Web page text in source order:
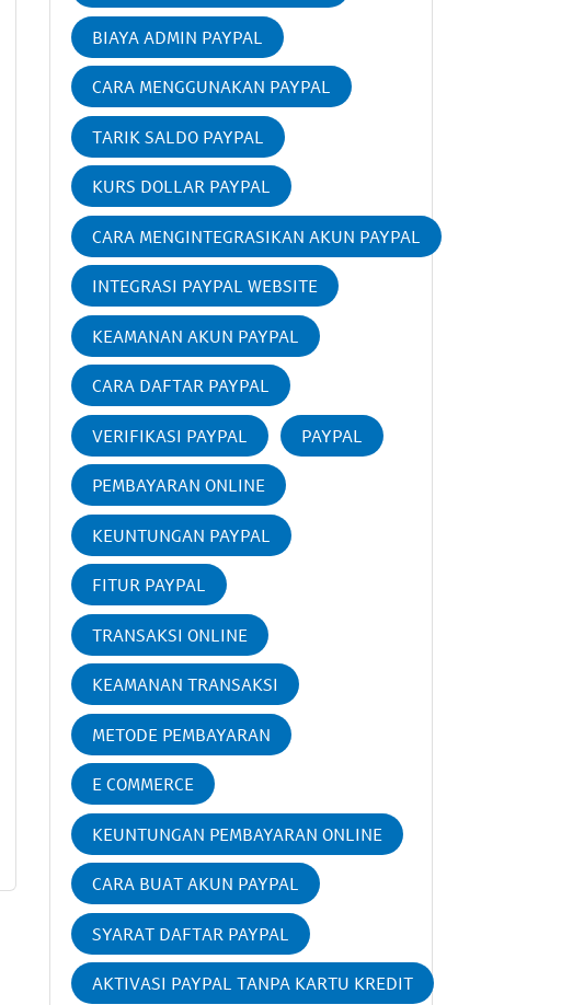
BIAYA ADMIN PAYPAL
CARA MENGGUNAKAN PAYPAL
TARIK SALDO PAYPAL
KURS DOLLAR PAYPAL
CARA MENGINTEGRASIKAN AKUN PAYPAL
INTEGRASI PAYPAL WEBSITE
KEAMANAN AKUN PAYPAL
CARA DAFTAR PAYPAL
VERIFIKASI PAYPAL PAYPAL
PEMBAYARAN ONLINE
KEUNTUNGAN PAYPAL
FITUR PAYPAL
TRANSAKSI ONLINE
KEAMANAN TRANSAKSI
METODE PEMBAYARAN
E COMMERCE
KEUNTUNGAN PEMBAYARAN ONLINE
CARA BUAT AKUN PAYPAL
SYARAT DAFTAR PAYPAL
AKTIVASI PAYPAL TANPA KARTU KREDIT